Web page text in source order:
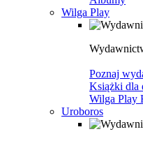
Wilga Play
Poznaj
Książki dla
Wilga Play
Uroboros